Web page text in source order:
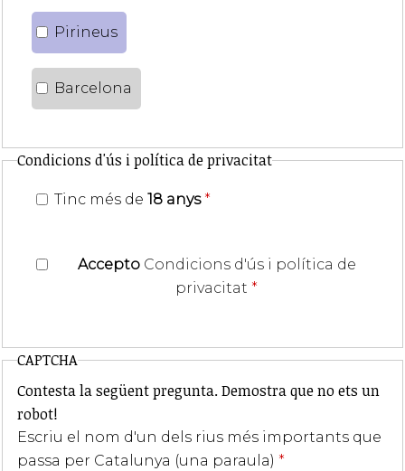
Pirineus
Barcelona
Condicions d'ús i política de privacitat
Tinc més de 18 anys *
Accepto Condicions d'ús i política de
privacitat *
CAPTCHA
Contesta la següent pregunta. Demostra que no ets un
robot!
Escriu el nom d'un dels rius més importants que
passa per Catalunya (una paraula) *